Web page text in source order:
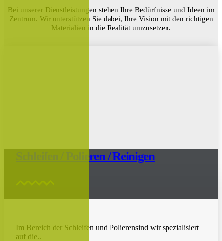
Bei unserer Dienstleistungen stehen Ihre Bedürfnisse und Ideen im
Zentrum. Wir unterstützen Sie dabei, Ihre Vision mit den richtigen
Materialien in die Realität umzusetzen.
Schleifen / Polieren / Reinigen
Im Bereich der Schleifen und Polierensind wir spezialisiert
auf die..